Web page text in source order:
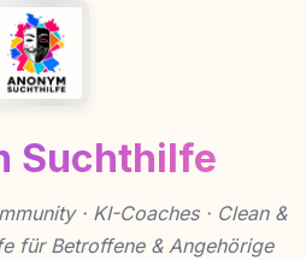
Suchthilfe
· KI-Coaches · Clean &
für Betroffene & Angehörige